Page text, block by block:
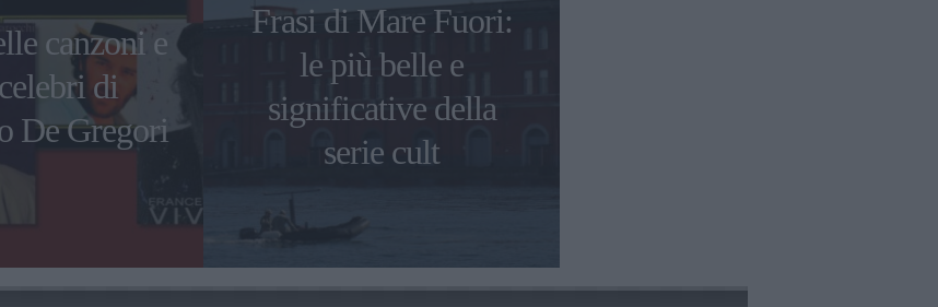
canzoni e
di
De Gregori
Frasi di Mare Fuori:
le più belle e
significative della
serie cult